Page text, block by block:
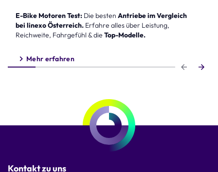
E-Bike Motoren Test: Die besten Antriebe im Vergleich
bei linexo Österreich. Erfahre alles über Leistung,
Reichweite, Fahrgefühl & die Top-Modelle.
Mehr erfahren
Kontakt zu uns